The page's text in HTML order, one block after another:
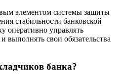
элементом системы защиты
стабильности банковской
оперативно управлять
выполнять свои обязательства
банка?